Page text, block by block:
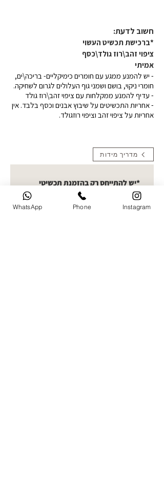
חשוב לדעת:​
*ברכישת תכשיט העשוי
ציפוי זהב\רוז גולד\כסף
אמיתי
- יש להמנע ממגע עם חומרים כימיקליים- בריכה\ים,
חומרי ניקוי, בושם ושמני גוף העלולים לגרום לשחיקה.
- עדיף להמנע ממקלחות עם ציפוי זהב\רוז גולד
- אחריות התכשיטים על שיבוץ אבנים וכסף בלבד. אין
אחריות על ציפוי זהב וציפוי רוזגולד.
מדריך מידות
*יש להתייחס רק בהזמנת תכשיטי
תמונה העלאת תמונות- קולקציית
חריטות תמונה בחרו תמונה ברורה
להעלאה. ניתן לעלות עד 5 תמונותWhatsApp Phone Instagram